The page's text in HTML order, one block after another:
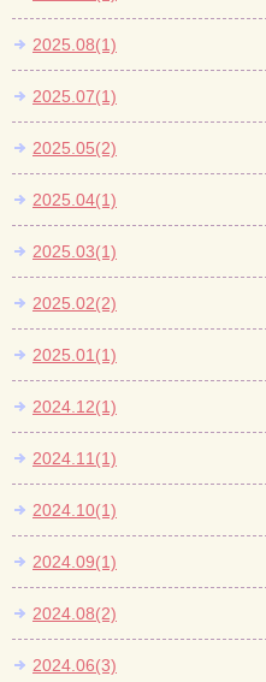
2025.08(1)
2025.07(1)
2025.05(2)
2025.04(1)
2025.03(1)
2025.02(2)
2025.01(1)
2024.12(1)
2024.11(1)
2024.10(1)
2024.09(1)
2024.08(2)
2024.06(3)